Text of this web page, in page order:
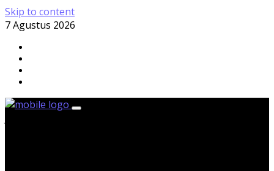
Skip to content
7 Agustus 2026